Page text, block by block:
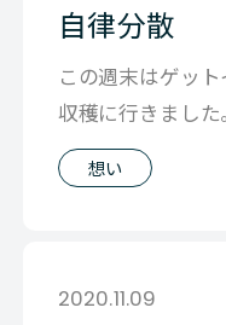
自律分散
この週末はゲッ
収穫に行きまし
束ねて、干す事。
想い
2020.11.09